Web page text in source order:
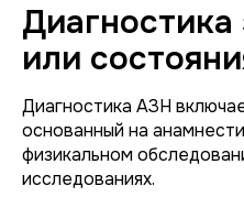
или
Диагностика АЗН
основанный на
физикальном
исследованиях.